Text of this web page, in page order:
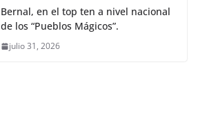
Bernal, en el top ten a nivel nacional
de los “Pueblos Mágicos”.
julio 31, 2026